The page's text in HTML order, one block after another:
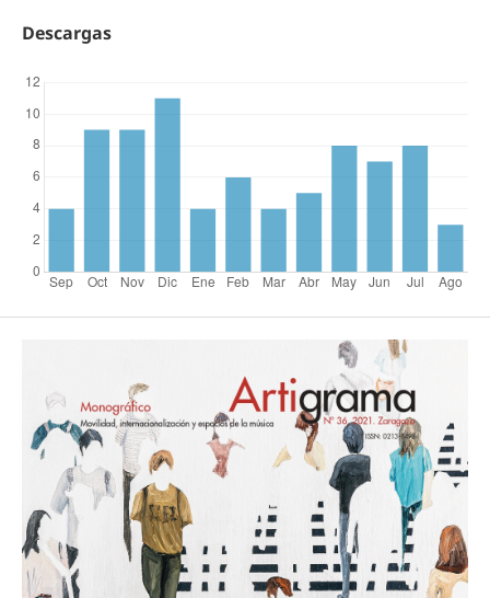
Descargas